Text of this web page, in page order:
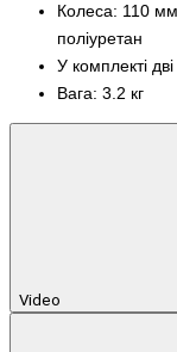
Колеса: 110
поліуретан
У комплекті
Вага: 3.2 кг
Video